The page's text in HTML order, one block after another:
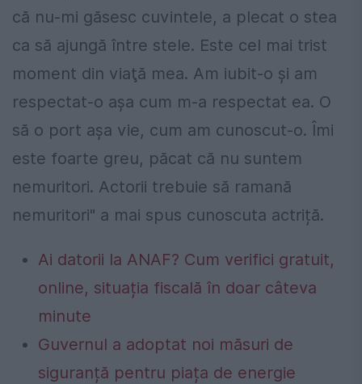
că nu-mi găsesc cuvintele, a plecat o stea
ca să ajungă între stele. Este cel mai trist
moment din viaţă mea. Am iubit-o şi am
respectat-o aşa cum m-a respectat ea. O
să o port aşa vie, cum am cunoscut-o. Îmi
este foarte greu, păcat că nu suntem
nemuritori. Actorii trebuie să ramană
nemuritori" a mai spus cunoscuta actriță.
Ai datorii la ANAF? Cum verifici gratuit,
online, situația fiscală în doar câteva
minute
Guvernul a adoptat noi măsuri de
siguranță pentru piața de energie